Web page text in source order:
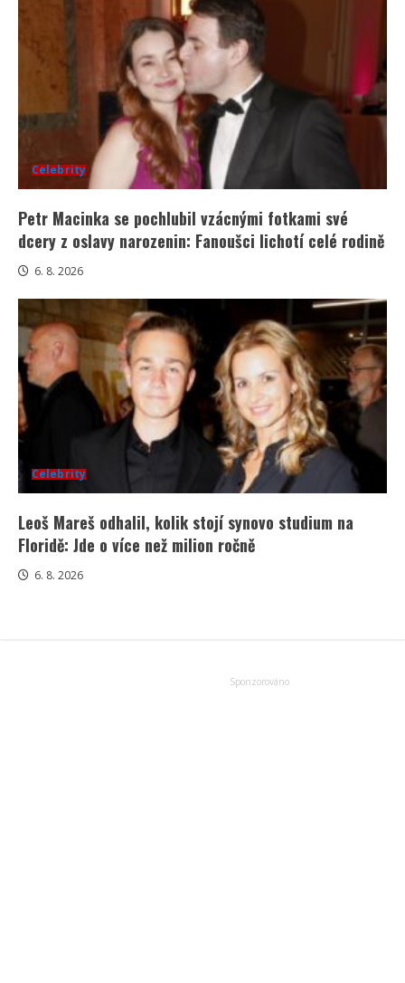
Celebrity
Petr Macinka se pochlubil vzácnými fotkami své
dcery z oslavy narozenin: Fanoušci lichotí celé rodině
6. 8. 2026
Celebrity
Leoš Mareš odhalil, kolik stojí synovo studium na
Floridě: Jde o více než milion ročně
6. 8. 2026